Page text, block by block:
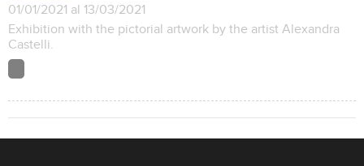
01/01/2021 al 13/03/2021
Exhibition with the pictorial artwork by the artist Alexandra
Castelli.